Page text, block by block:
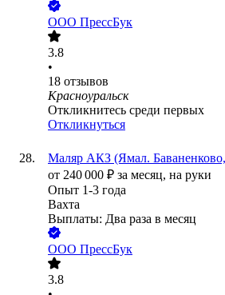
ООО ПрессБук
3.8
•
18 отзывов
Красноуральск
Откликнитесь среди первых
Откликнуться
Маляр АКЗ (Ямал.
от 240 000 ₽ за месяц, на руки
Опыт 1-3 года
Вахта
Выплаты: Два раза в месяц
ООО ПрессБук
3.8